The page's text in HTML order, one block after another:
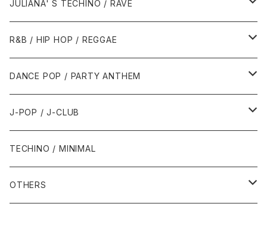
1991年
1995年
1996年
2000年代
2000年
2001年
2005年
2010年代
2010年
2011年
1995年
1999年
2000年代
2000年
2001年
2005年
1980年代
1986年・以前
1987年
1990年代
1990年
1991年
2000年代
JULIANA' S TECHINO / RAVE
1990年代
1990年
1991年
2000年代
2000年
2001年
R&B / HIP HOP / REGGAE
1980年代
1985年・以前
1986年
1990年代
1990年
1991年
2000年代
2000年
DANCE POP / PARTY ANTHEM
1980年代
1988年・以前
1989年
1990年代
1990年
2000年代
J-POP / J-CLUB
1980年代
1990年代
TECHINO / MINIMAL
OTHERS